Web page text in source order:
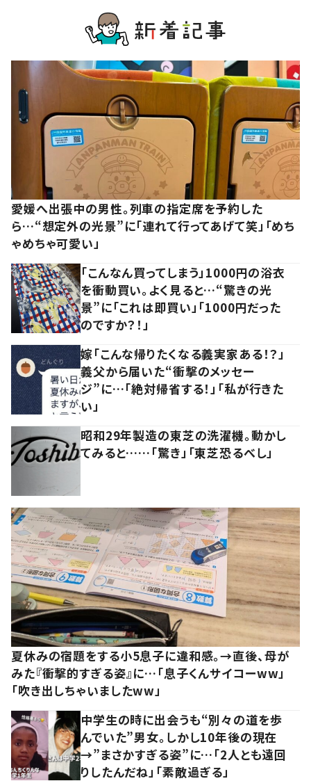
愛媛へ出張中の男性。列車の指定席を予約した
ら…“想定外の光景”に「連れて行ってあげて笑」「めち
ゃめちゃ可愛い」
「こんなん買ってしまう」1000円の浴衣
を衝動買い。よく見ると…“驚きの光
景”に「これは即買い」「1000円だった
のですか？！」
嫁「こんな帰りたくなる義実家ある！？」
義父から届いた“衝撃のメッセー
ジ”に…「絶対帰省する！」「私が行きた
い」
昭和29年製造の東芝の洗濯機。動かし
てみると……「驚き」「東芝恐るべし」
夏休みの宿題をする小5息子に違和感。→直後、母が
みた『衝撃的すぎる姿』に…「息子くんサイコーww」
「吹き出しちゃいましたww」
中学生の時に出会うも“別々の道を歩
んでいた”男女。しかし10年後の現在
→”まさかすぎる姿”に…「2人とも遠回
りしたんだね」「素敵過ぎる」